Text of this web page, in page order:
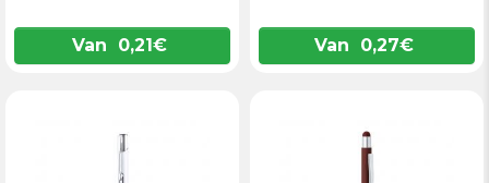
Van 0,21€ Van 0,27€